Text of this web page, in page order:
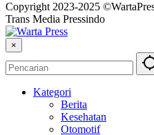
Copyright 2023-2025
Trans Media Pressindo
×
Kategori
Berita
Kesehatan
Otomotif